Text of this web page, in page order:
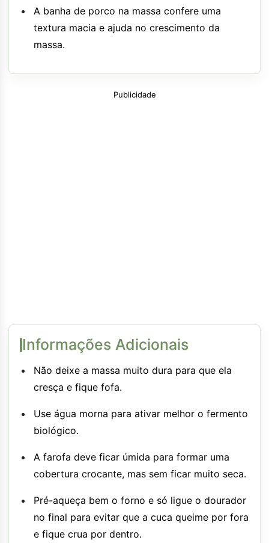
A banha de porco na massa confere uma
textura macia e ajuda no crescimento da
massa.
Publicidade
Informações Adicionais
Não deixe a massa muito dura para que ela
cresça e fique fofa.
Use água morna para ativar melhor o fermento
biológico.
A farofa deve ficar úmida para formar uma
cobertura crocante, mas sem ficar muito seca.
Pré-aqueça bem o forno e só ligue o dourador
no final para evitar que a cuca queime por fora
e fique crua por dentro.